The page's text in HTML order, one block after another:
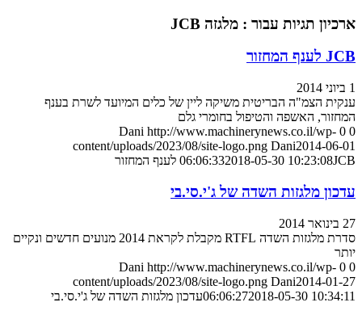
ארכיון תגיות עבור : מלגזה JCB
JCB לענף המחזור
1 ביוני 2014
ענקית הצמ"ה הבריטית משיקה ליין של כלים המיועד לשרת בענף
המחזור, האשפה והטיפול בחומרי גלם
0
0
Dani http://www.machinerynews.co.il/wp-
content/uploads/2023/08/site-logo.png Dani2014-06-01
06:06:332018-05-30 10:23:08JCB לענף המחזור
עדכון מלגזות השדה של ג'י.סי.בי
27 בינואר 2014
סדרת מלגזות השדה RTFL מקבלת לקראת 2014 מנועים חדשים ונקיים
יותר
0
0
Dani http://www.machinerynews.co.il/wp-
content/uploads/2023/08/site-logo.png Dani2014-01-27
06:06:272018-05-30 10:34:11
עדכון מלגזות השדה של ג'י.סי.בי